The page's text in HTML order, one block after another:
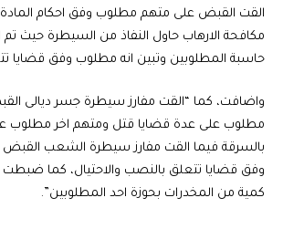
القت القبض على متهم مطلوب وفق احكام المادة
مكافحة الارهاب حاول النفاذ من السيطرة حيث
حاسبة المطلوبين وتبين انه مطلوب وفق قضايا
واضافت، كما “القت مفارز سيطرة جسر ديالى
مطلوب على عدة قضايا قتل ومتهم اخر مطلوب
بالسرقة فيما القت مفارز سيطرة الشعب
وفق قضايا تتعلق بالنصب والاحتيال، كما ضبطت
كمية من المخدرات بحوزة احد المطلوبين”.